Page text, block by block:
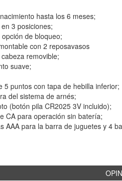
hasta los 6 meses;
3 posiciones;
de bloqueo;
con 2 reposavasos
removible;
suave;
5 puntos con tapa de hebilla inferior;
del sistema de arnés;
(botón pila CR2025 3V incluido);
CA para operación sin batería;
AAA para la barra de juguetes y 4